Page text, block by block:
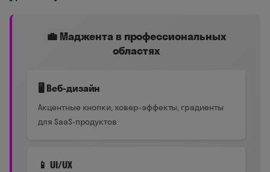
💼 Маджента в профессиональных
областях
🖥️ Веб-дизайн
Акцентные кнопки, ховер-эффекты, градиенты
для SaaS-продуктов
📱 UI/UX